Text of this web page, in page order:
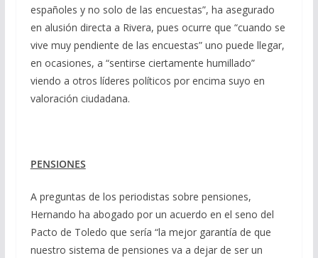
españoles y no solo de las encuestas”, ha asegurado
en alusión directa a Rivera, pues ocurre que “cuando se
vive muy pendiente de las encuestas” uno puede llegar,
en ocasiones, a “sentirse ciertamente humillado”
viendo a otros líderes políticos por encima suyo en
valoración ciudadana.
PENSIONES
A preguntas de los periodistas sobre pensiones,
Hernando ha abogado por un acuerdo en el seno del
Pacto de Toledo que sería “la mejor garantía de que
nuestro sistema de pensiones va a dejar de ser un